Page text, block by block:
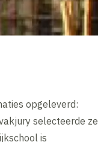
opgeleverd:
selecteerde ze
is